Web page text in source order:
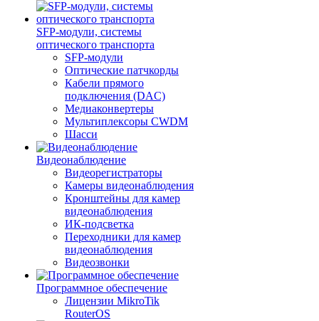
SFP-модули, системы
оптического транспорта
SFP-модули
Оптические патчкорды
Кабели прямого
подключения (DAC)
Медиаконвертеры
Мультиплексоры CWDM
Шасси
Видеонаблюдение
Видеорегистраторы
Камеры видеонаблюдения
Кронштейны для камер
видеонаблюдения
ИК-подсветка
Переходники для камер
видеонаблюдения
Видеозвонки
Программное обеспечение
Лицензии MikroTik
RouterOS